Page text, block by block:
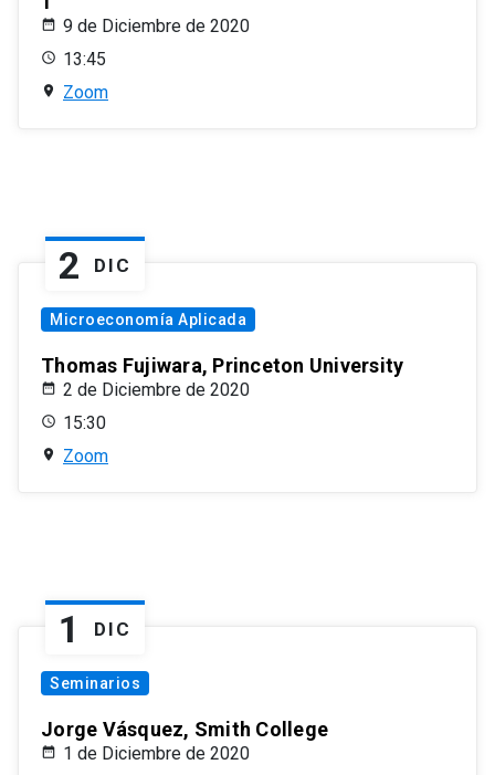
9 de Diciembre de 2020
13:45
Zoom
2 DIC
Microeconomía Aplicada
Thomas Fujiwara, Princeton University
2 de Diciembre de 2020
15:30
Zoom
1 DIC
Seminarios
Jorge Vásquez, Smith College
1 de Diciembre de 2020